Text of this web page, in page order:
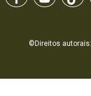
©Direitos autorais: